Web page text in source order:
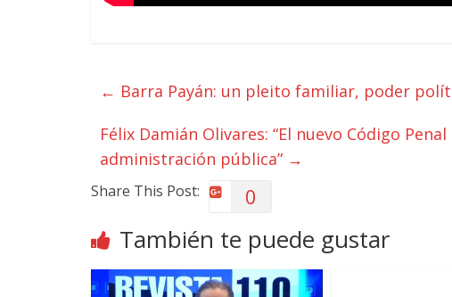
← Barra Payán: un pleito familiar, poder
Félix Damián Olivares: “El nuevo Código
administración pública” →
Share This Post: 0
También te puede gustar